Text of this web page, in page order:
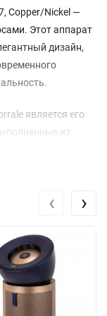
Copper/Nickel —
Этот аппарат
дизайн,
является его
из
равномерное
Corrale
придаёт ему
укладки без
‹ ›